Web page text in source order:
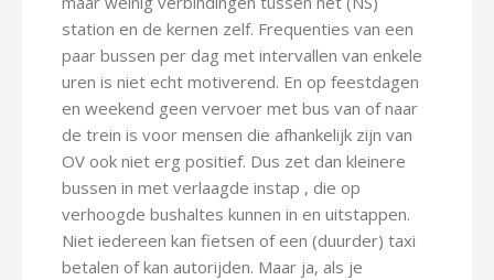
station en de kernen zelf. Frequenties van een
paar bussen per dag met intervallen van enkele
uren is niet echt motiverend. En op feestdagen
en weekend geen vervoer met bus van of naar
de trein is voor mensen die afhankelijk zijn van
OV ook niet erg positief. Dus zet dan kleinere
bussen in met verlaagde instap , die op
verhoogde bushaltes kunnen in en uitstappen.
Niet iedereen kan fietsen of een (duurder) taxi
betalen of kan autorijden. Maar ja, als je